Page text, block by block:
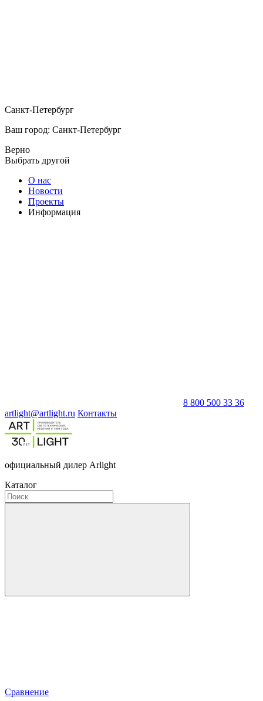
Санкт-Петербург
Ваш город: Санкт-Петербург
Верно
Выбрать другой
О нас
Новости
Проекты
Информация
8 800 500 33 36
artlight@artlight.ru Контакты
официальный дилер Arlight
Каталог
Сравнение